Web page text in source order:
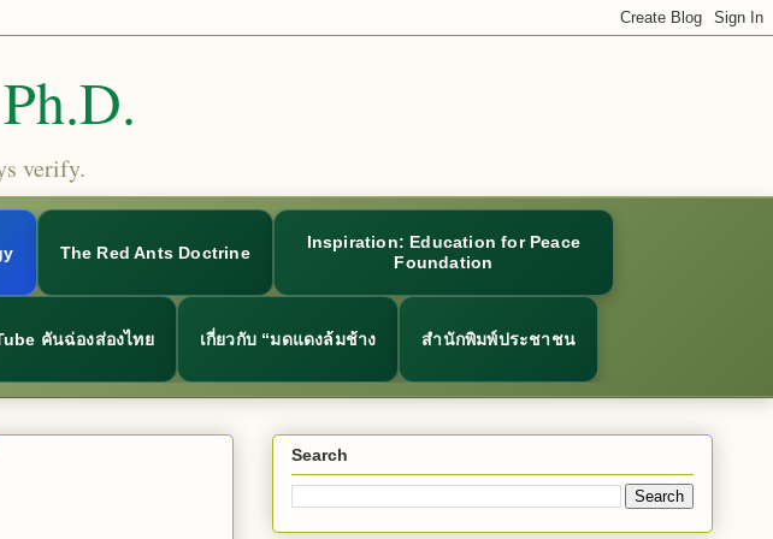
verify.
The Red Ants Doctrine
Inspiration: Education for Peace
Foundation
คันฉ่องส่องไทย เกี่ยวกับ “มดแดงล้มช้าง สำนักพิมพ์ประชาชน
Search